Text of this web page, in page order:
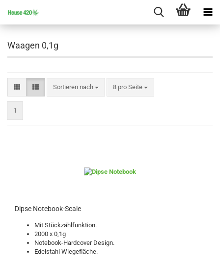
Waagen 0,1g
Sortieren nach
Sortieren nach 8 pro Seite
pro Seite
1
Dipse Notebook-Scale
Mit Stückzählfunktion.
2000 x 0,1g
Notebook-Hardcover Design.
Edelstahl Wiegefläche.